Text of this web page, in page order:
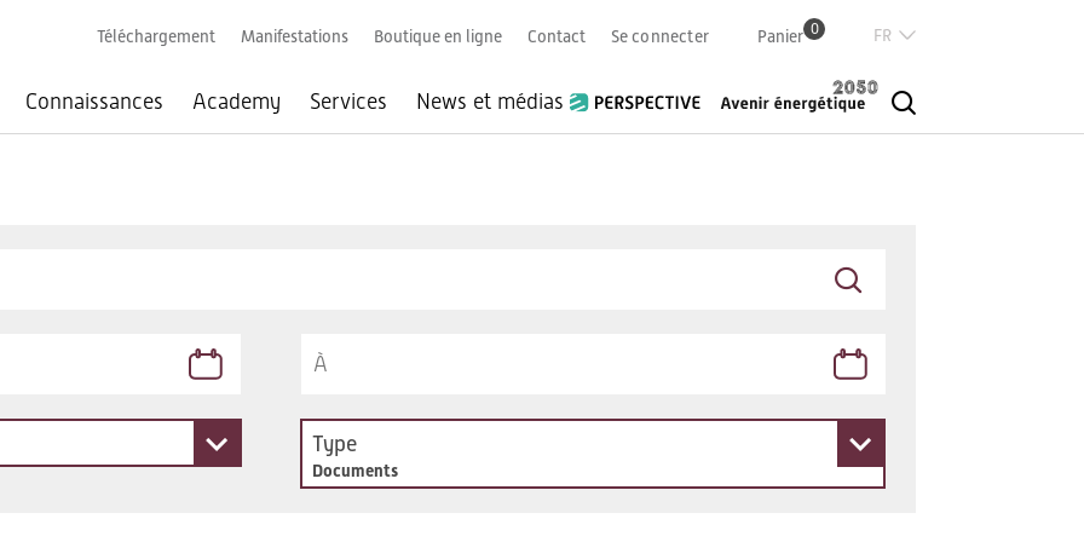
Connaissances Academy Services News et médias
Téléchargement Manifestations Boutique en ligne Contact Se connecter Panier 0
English
Type
Documents